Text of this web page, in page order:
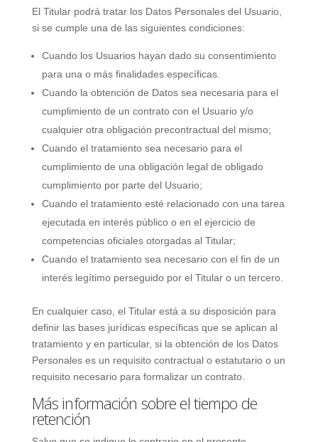
El Titular podrá tratar los Datos Personales del Usuario,
si se cumple una de las siguientes condiciones:
Cuando los Usuarios hayan dado su consentimiento
para una o más finalidades específicas.
Cuando la obtención de Datos sea necesaria para el
cumplimiento de un contrato con el Usuario y/o
cualquier otra obligación precontractual del mismo;
Cuando el tratamiento sea necesario para el
cumplimiento de una obligación legal de obligado
cumplimiento por parte del Usuario;
Cuando el tratamiento esté relacionado con una tarea
ejecutada en interés público o en el ejercicio de
competencias oficiales otorgadas al Titular;
Cuando el tratamiento sea necesario con el fin de un
interés legítimo perseguido por el Titular o un tercero.
En cualquier caso, el Titular está a su disposición para
definir las bases jurídicas específicas que se aplican al
tratamiento y en particular, si la obtención de los Datos
Personales es un requisito contractual o estatutario o un
requisito necesario para formalizar un contrato.
Más información sobre el tiempo de
retención